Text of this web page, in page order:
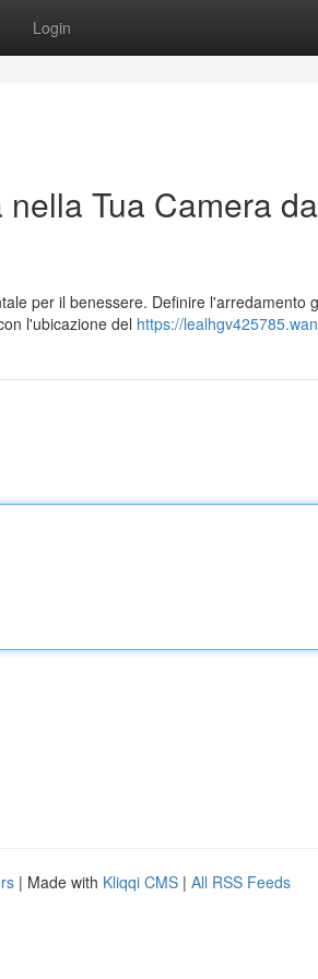
Login
Tua Camera
per il benessere. Definire l'arredamento
l'ubicazione del https://
| Made with Kliqqi CMS | All RSS Feeds